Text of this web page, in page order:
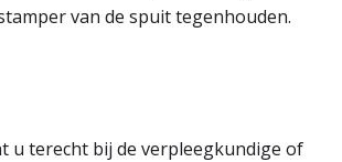
van de spuit tegenhouden.
u terecht bij de verpleegkundige of